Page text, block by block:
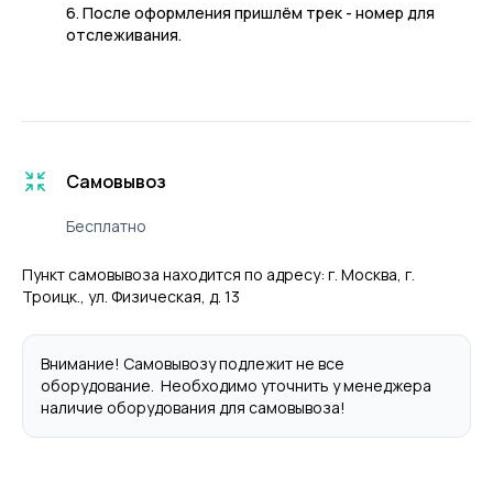
6. После оформления пришлём трек - номер для
отслеживания.
Самовывоз
Бесплатно
Пункт самовывоза находится по адресу: г. Москва, г.
Троицк., ул. Физическая, д. 13
Внимание! Самовывозу подлежит не все
оборудование. Необходимо уточнить у менеджера
наличие оборудования для самовывоза!